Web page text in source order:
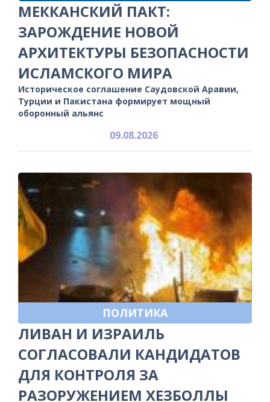
МЕККАНСКИЙ ПАКТ:
ЗАРОЖДЕНИЕ НОВОЙ
АРХИТЕКТУРЫ БЕЗОПАСНОСТИ
ИСЛАМСКОГО МИРА
Историческое соглашение Саудовской Аравии,
Турции и Пакистана формирует мощный
оборонный альянс
09.08.2026
ПОЛИТИКА
ЛИВАН И ИЗРАИЛЬ
СОГЛАСОВАЛИ КАНДИДАТОВ
ДЛЯ КОНТРОЛЯ ЗА
РАЗОРУЖЕНИЕМ ХЕЗБОЛЛЫ